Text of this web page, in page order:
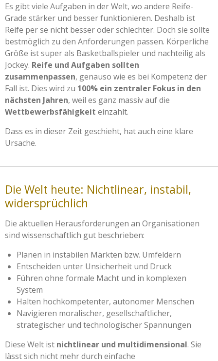
Es gibt viele Aufgaben in der Welt, wo andere Reife-
Grade stärker und besser funktionieren. Deshalb ist
Reife per se nicht besser oder schlechter. Doch sie sollte
bestmöglich zu den Anforderungen passen. Körperliche
Größe ist super als Basketballspieler und nachteilig als
Jockey. Reife und Aufgaben sollten
zusammenpassen, genauso wie es bei Kompetenz der
Fall ist. Dies wird zu 100% ein zentraler Fokus in den
nächsten Jahren, weil es ganz massiv auf die
Wettbewerbsfähigkeit einzahlt.
Dass es in dieser Zeit geschieht, hat auch eine klare
Ursache.
Die Welt heute: Nichtlinear, instabil,
widersprüchlich
Die aktuellen Herausforderungen an Organisationen
sind wissenschaftlich gut beschrieben:
Planen in instabilen Märkten bzw. Umfeldern
Entscheiden unter Unsicherheit und Druck
Führen ohne formale Macht und in komplexen
System
Halten hochkompetenter, autonomer Menschen
Navigieren moralischer, gesellschaftlicher,
strategischer und technologischer Spannungen
Diese Welt ist nichtlinear und multidimensional. Sie
lässt sich nicht mehr durch einfache